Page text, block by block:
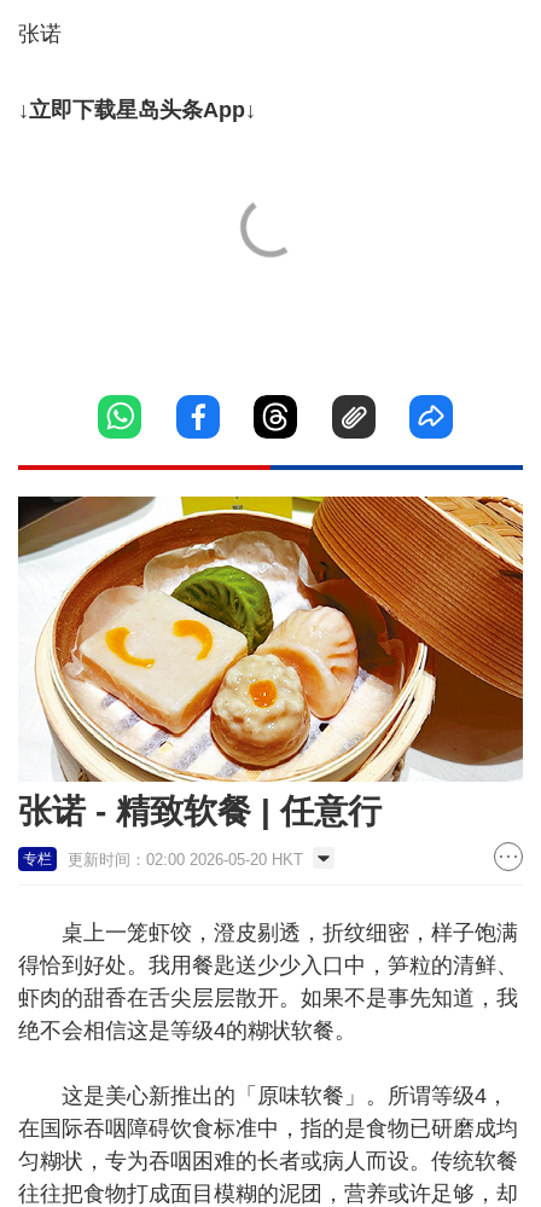
张诺
↓立即下载星岛头条App↓
张诺 - 精致软餐 | 任意行
专栏 更新时间：02:00 2026-05-20 HKT
桌上一笼虾饺，澄皮剔透，折纹细密，样子饱满
得恰到好处。我用餐匙送少少入口中，笋粒的清鲜、
虾肉的甜香在舌尖层层散开。如果不是事先知道，我
绝不会相信这是等级4的糊状软餐。
这是美心新推出的「原味软餐」。所谓等级4，
在国际吞咽障碍饮食标准中，指的是食物已研磨成均
匀糊状，专为吞咽困难的长者或病人而设。传统软餐
往往把食物打成面目模糊的泥团，营养或许足够，却